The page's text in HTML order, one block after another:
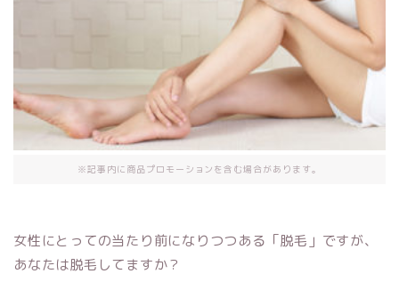
※記事内に商品プロモーションを含む場合があります。
女性にとっての当たり前になりつつある「脱毛」ですが、
あなたは脱毛してますか？